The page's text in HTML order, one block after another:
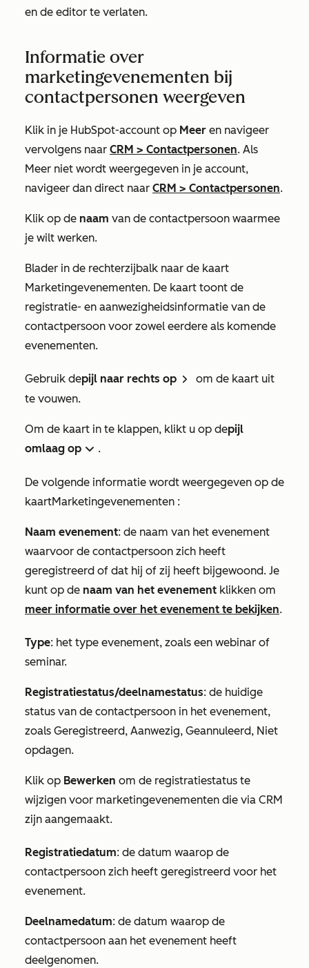
en de editor te verlaten.
Informatie over
marketingevenementen bij
contactpersonen weergeven
Klik in je HubSpot-account op Meer en navigeer
vervolgens naar CRM > Contactpersonen. Als
Meer niet wordt weergegeven in je account,
navigeer dan direct naar CRM > Contactpersonen.
Klik op de naam van de contactpersoon waarmee
je wilt werken.
Blader in de rechterzijbalk naar de kaart
Marketingevenementen. De kaart toont de
registratie- en aanwezigheidsinformatie van de
contactpersoon voor zowel eerdere als komende
evenementen.
Gebruik depijl naar rechts op doright ri
om de kaart uit
te vouwen.
Om de kaart in te klappen, klikt u op depijl
omlaag op down .
De volgende informatie wordt weergegeven op de
kaartMarketingevenementen :
Naam evenement: de naam van het evenement
waarvoor de contactpersoon zich heeft
geregistreerd of dat hij of zij heeft bijgewoond. Je
kunt op de naam van het evenement klikken om
meer informatie over het evenement te bekijken.
Type: het type evenement, zoals een webinar of
seminar.
Registratiestatus/deelnamestatus: de huidige
status van de contactpersoon in het evenement,
zoals Geregistreerd, Aanwezig, Geannuleerd, Niet
opdagen.
Klik op Bewerken om de registratiestatus te
wijzigen voor marketingevenementen die via CRM
zijn aangemaakt.
Registratiedatum: de datum waarop de
contactpersoon zich heeft geregistreerd voor het
evenement.
Deelnamedatum: de datum waarop de
contactpersoon aan het evenement heeft
deelgenomen.